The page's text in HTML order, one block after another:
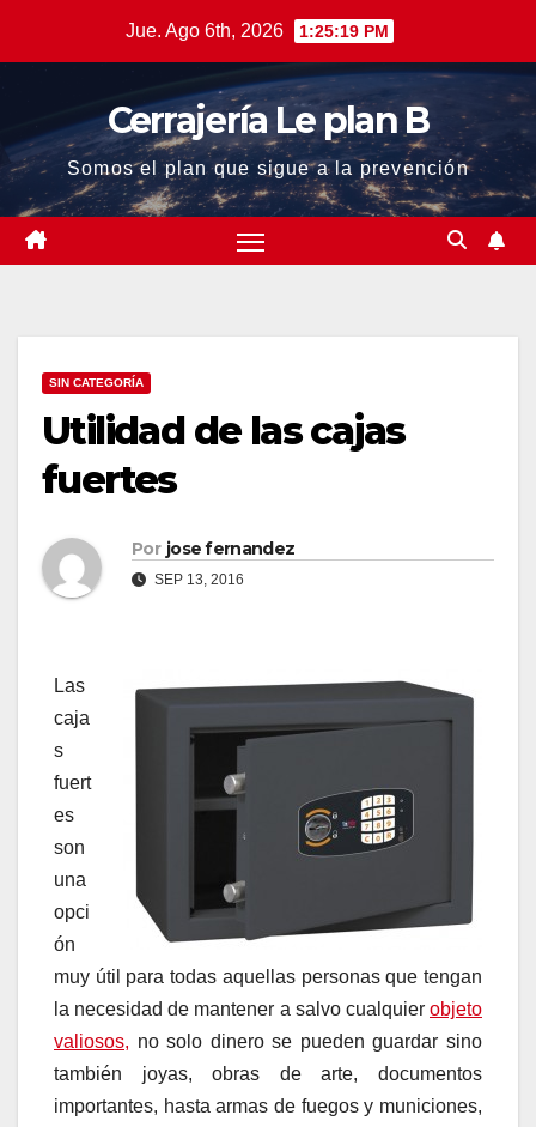
Jue. Ago 6th, 2026 1:25:20 PM
Cerrajería Le plan B
Somos el plan que sigue a la prevención
SIN CATEGORÍA
Utilidad de las cajas
fuertes
Por jose fernandez
SEP 13, 2016
Las
caja
s
fuert
es
son
una
opci
ón
muy útil para todas aquellas personas que tengan
la necesidad de mantener a salvo cualquier objeto
valiosos, no solo dinero se pueden guardar sino
también joyas, obras de arte, documentos
importantes, hasta armas de fuegos y municiones,